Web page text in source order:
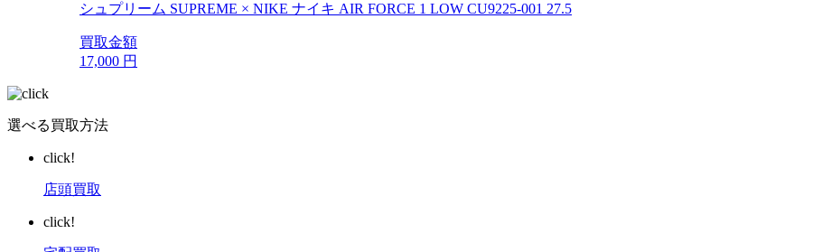
シュプリーム SUPREME × NIKE ナイキ AIR FORCE 1 LOW CU9225-001 27.5
買取金額
17,000 円
選べる買取方法
click!
店頭買取
click!